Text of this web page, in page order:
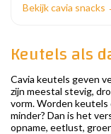
Bekijk cavia snacks
Keutels als
Cavia keutels geven
zijn meestal stevig,
vorm. Worden
minder? Dan is het
opname, eetlust,